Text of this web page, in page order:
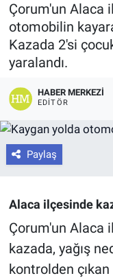
Çorum'un Alaca
otomobilin
Kazada 2'si
yaralandı.
HABER MERKEZI
EDITÖR
Paylaş
Alaca ilçesinde
Çorum'un Alaca
kazada, yağış
kontrolden